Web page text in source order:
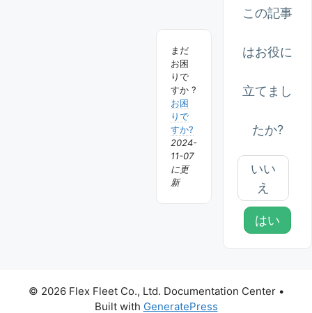
シ
ョ
ン
まだ
お困
りで
すか ?
お困
りで
すか?
2024-
11-07
に更
新
この記事
はお役に
立てまし
たか?
いい
え
はい
© 2026 Flex Fleet Co., Ltd. Documentation Center•
Built with GeneratePress